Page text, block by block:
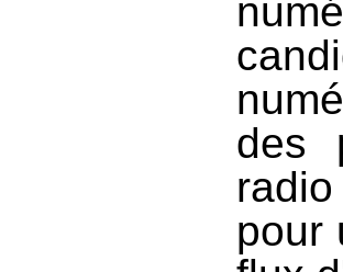
des
pour